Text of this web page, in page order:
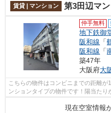
賃貸 | マンション 第3田辺マ
仲手無料
地下鉄御
阪和線 「
阪和線 「
築47年
大阪府大
こちらの物件はコンビニまでの距離
ンションタイプの物件です！陽当たり
もたまりにくい条件です！「第3田辺
現在空室情報